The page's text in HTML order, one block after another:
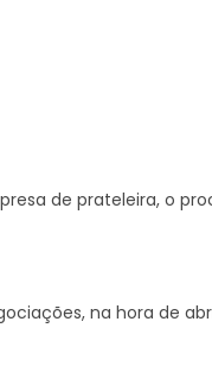
de prateleira, o
na hora de